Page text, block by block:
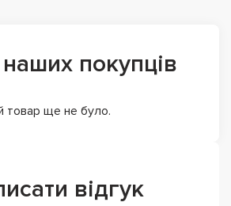
наших покупців
товар ще не було.
відгук